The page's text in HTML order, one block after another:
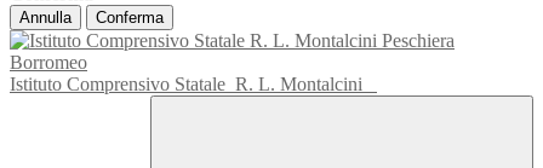
Annulla Conferma
Istituto Comprensivo Statale R. L. Montalcini